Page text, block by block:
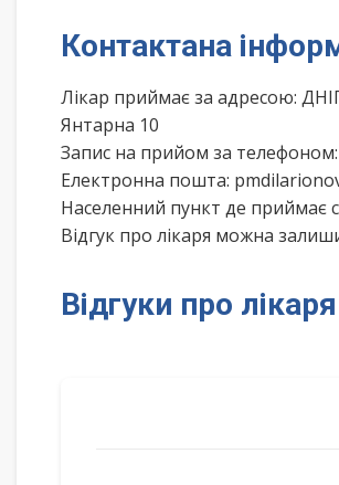
Контактана
Лікар приймає за адресою:
Янтарна 10
Запис на прийом за телефоном:
Електронна пошта:
Населенний пункт де приймає
Відгук про лікаря можна
Відгуки про лікаря